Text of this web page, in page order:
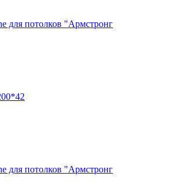
для потолков "Армстронг
для потолков "Армстронг